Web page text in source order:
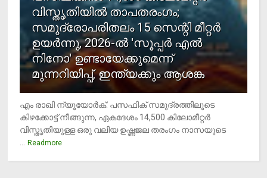
വിസ്തൃതിയില്‍ താപതരംഗം;
സമുദ്രോപരിതലം 15 സെന്റി മീറ്റര്‍
ഉയര്‍ന്നു, 2026-ല്‍ 'സൂപ്പര്‍ എല്‍
നിനോ' ഉണ്ടായേക്കുമെന്ന്
മുന്നറിയിപ്പ്, ഇന്ത്യക്കും ആശങ്ക
എം രാഖി ന്യൂയോര്‍ക്: പസഫിക് സമുദ്രത്തിലൂടെ
കിഴക്കോട്ട് നീങ്ങുന്ന, ഏകദേശം 14,500 കിലോമീറ്റര്‍
വിസ്തൃതിയുള്ള ഒരു വലിയ ഉഷ്ണജല തരംഗം നാസയുടെ
... Readmore